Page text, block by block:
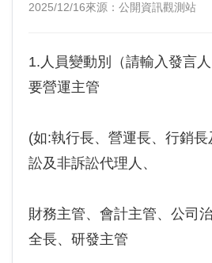
2025/12/16來源：公開資訊觀測站
1.人員變動別（請輸入發言
要營運主管
(如:執行長、營運長、行銷
訟及非訴訟代理人、
財務主管、會計主管、公司
全長、研發主管